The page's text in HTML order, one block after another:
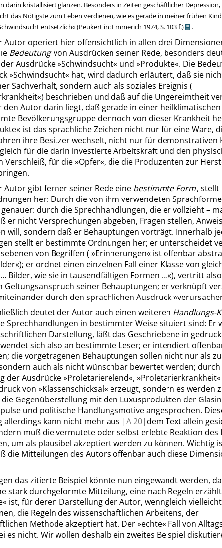
darin kristallisiert glänzen. Besonders in Zeiten geschäftlicher
das Nötigste zum Leben verdienen, wie es gerade in meiner frühen
entsetzlich«(Peukert in: Emmerich 1974,S. 103 f.) .
Autor operiert hier offensichtlich in allen drei
Bedeutungvon Ausdrücken seiner Rede, besonders
Ausdrücke»Schwindsucht« und »Produkte«. Die
»Schwindsucht« hat, wird dadurch erläutert, daß sie
Sachverhalt, sondern auch als soziales Ereignis (
«) beschrieben und daß auf die Ungereimtheit
den Autor darin liegt, daß gerade in einer heilklimatischen
Bevölkerungsgruppe dennoch von dieser Krankheit
« ist das sprachliche Zeichen nicht nur für eine Ware,
ihre Besitzer wechselt, nicht nur für demonstrativen
für die darin investierte Arbeitskraft und den
Verschleiß, für die»Opfer«, die die Produzenten zur
Autor gibt ferner seiner Rede eine bestimmte Form, stellt
her: Durch die von ihm verwendeten
durch die Sprechhandlungen, die er vollzieht –
er nicht Versprechungen abgeben, Fragen stellen,
will, sondern daß er Behauptungen vorträgt. Innerhalb
stellt er bestimmte Ordnungen her; er unterscheidet
von Begriffen ( »Erinnerungen« ist offenbar
«); er ordnet einen einzelnen Fall einer Klasse von
… Bilder, wie sie in tausendfältigen Formen …«), vertritt
Geltungsanspruch seiner Behauptungen; er verknüpft
durch den sprachlichen Ausdruck»
deutet der Autor auch einen weiteren Handlungs-
Sprechhandlungen in bestimmter Weise situiert sind: Er
Darstellung, läßt das Geschriebene in
sich also an bestimmte Leser; er intendiert
die vorgetragenen Behauptungen sollen nicht nur als
auch als nicht wünschbar bewertet werden; durch
der Ausdrücke»Proletarierelend«, »Proletarierkrankheit«
von »Klassenschicksal« erzeugt, sondern es werden
Gegenüberstellung mit den Luxusprodukten der
und politische Handlungsmotive angesprochen.
allerdings kann nicht mehr aus |A20|dem Text allein
muß die vermutete oder selbst erlebte Reaktion des
um als plausibel akzeptiert werden zu können. Wichtig
die Mitteilungen des Autors offenbar auch diese
das zitierte Beispiel könnte nun eingewandt werden,
stark durchgeformte Mitteilung, eine nach Regeln
« ist, für deren Darstellung der Autor, wenngleich vielleicht
die Regeln des wissenschaftlichen Arbeitens, der
Methode akzeptiert hat. Der»echte« Fall von
es nicht. Wir wollen deshalb ein zweites Beispiel